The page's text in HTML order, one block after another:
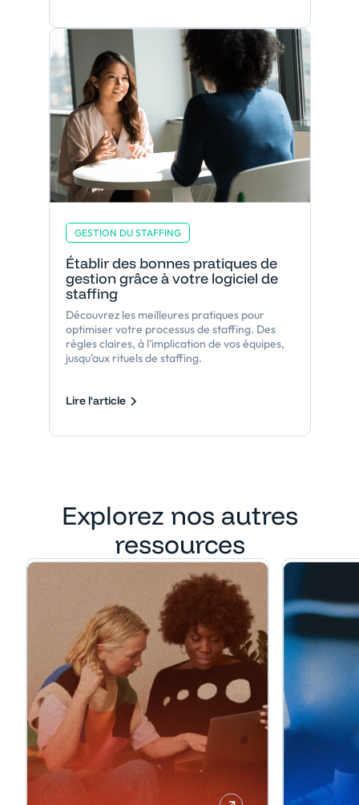
GESTION DU STAFFING
Établir des bonnes pratiques de
gestion grâce à votre logiciel de
staffing
Découvrez les meilleures pratiques pour
optimiser votre processus de staffing. Des
règles claires, à l’implication de vos équipes,
jusqu’aux rituels de staffing.
Lire l'article
Explorez nos autres
ressources